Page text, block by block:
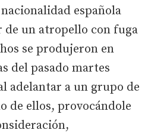
española
de un atropello con fuga
se produjeron en
del pasado martes
adelantar a un grupo de
de ellos, provocándole